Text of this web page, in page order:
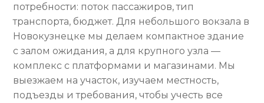
потребности: поток пассажиров, тип
транспорта, бюджет. Для небольшого вокзала в
Новокузнецке мы делаем компактное здание
с залом ожидания, а для крупного узла —
комплекс с платформами и магазинами. Мы
выезжаем на участок, изучаем местность,
подъезды и требования, чтобы учесть все